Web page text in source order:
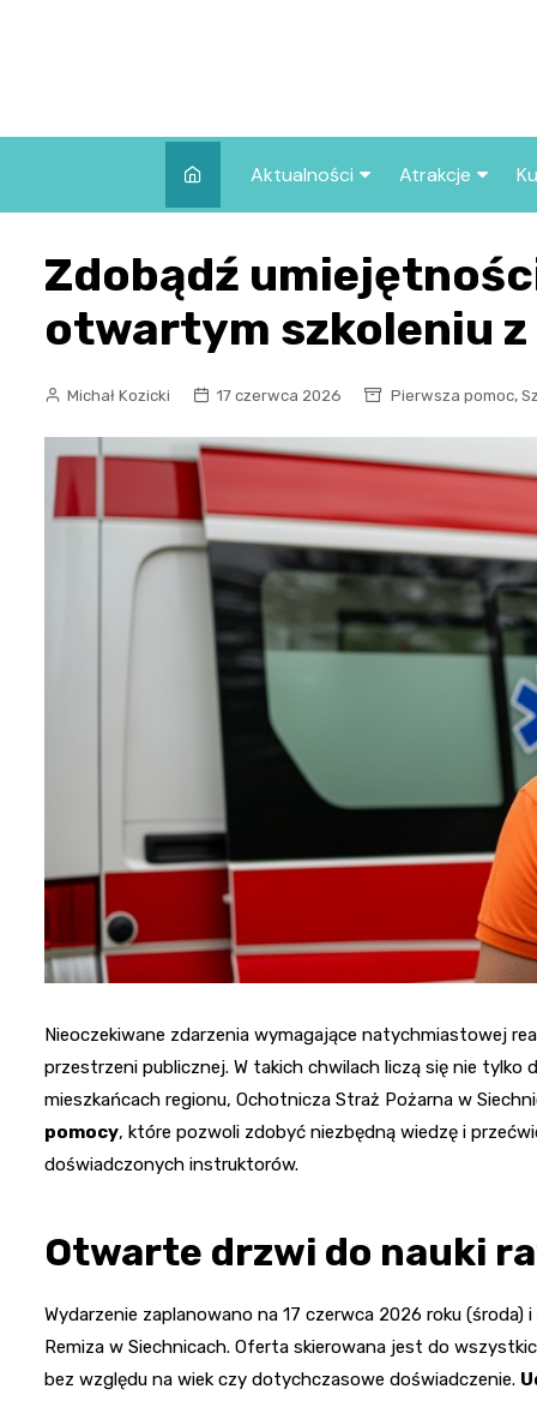
Aktualności
Wszystkie wpisy
Atrakcje
we Wrocławiu
Co warto
Wrocławiu?
Zdobądź
otwartym szkoleniu
Michał Kozicki 17 czerwca 2026 Pierwsza pomoc,
Nieoczekiwane zdarzenia wymagające natychmiastowej
przestrzeni publicznej. W takich chwilach liczą się nie
mieszkańcach regionu, Ochotnicza Straż Pożarna w
pomocy, które pozwoli zdobyć niezbędną wiedzę i
doświadczonych instruktorów.
Otwarte drzwi do nauki
Wydarzenie zaplanowano na 17 czerwca 2026 roku
Remiza w Siechnicach. Oferta skierowana jest do
bez względu na wiek czy dotychczasowe doświadczenie.